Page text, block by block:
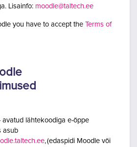
Lisainfo: moodle@taltech.ee
you have to accept the Terms of
avatud lähtekoodiga e-õppe
asub
, (edaspidi Moodle või